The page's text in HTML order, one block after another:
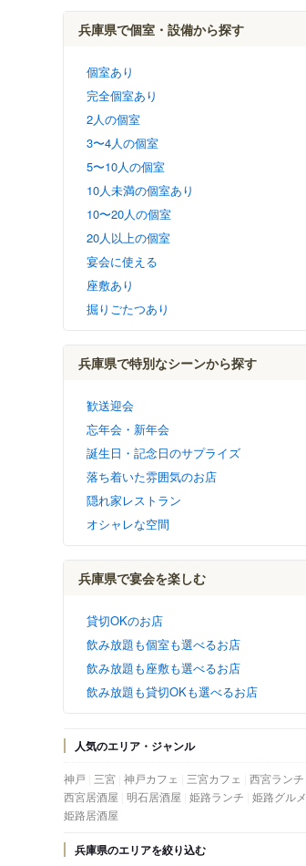
兵庫県で個室・設備から探す
個室あり
完全個室あり
2人の個室
3〜4人の個室
5〜10人の個室
10人未満の個室あり
10〜20人の個室
20人以上の個室
宴会に使える
座敷あり
掘りごたつあり
兵庫県で特別なシーンから探す
歓送迎会
忘年会・新年会
誕生日・記念日のサプライズ
落ち着いた雰囲気のお店
隠れ家レストラン
オシャレな空間
兵庫県で宴会を楽しむ
貸切OKのお店
飲み放題も個室も選べるお店
飲み放題も座敷も選べるお店
飲み放題も貸切OKも選べるお店
人気のエリア・ジャンル
神戸 三宮 神戸カフェ 三宮カフェ
西宮ランチ
西宮居酒屋 明石居酒屋 姫路ランチ 姫路グルメ
姫路居酒屋
兵庫県のエリアを絞り込む